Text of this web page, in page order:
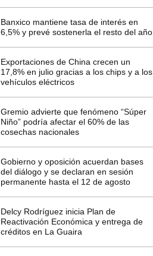
Banxico mantiene tasa de interés en
6,5% y prevé sostenerla el resto del año
Exportaciones de China crecen un
17,8% en julio gracias a los chips y a los
vehículos eléctricos
Gremio advierte que fenómeno “Súper
Niño” podría afectar el 60% de las
cosechas nacionales
Gobierno y oposición acuerdan bases
del diálogo y se declaran en sesión
permanente hasta el 12 de agosto
Delcy Rodríguez inicia Plan de
Reactivación Económica y entrega de
créditos en La Guaira